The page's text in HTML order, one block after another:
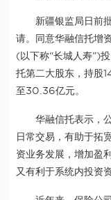
新疆银监局日前批
请。同意华融信托增
(以下称“长城人寿”)
托第二大股东，持股
至30.36亿元。
华融信托表示，公
日常交易，有助于拓
资业务发展，增加盈
又有利于系统内投资